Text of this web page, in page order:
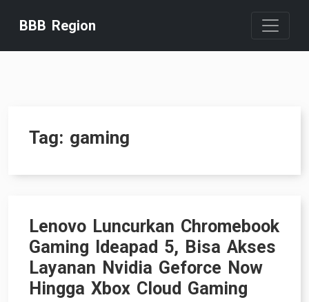
content
BBB Region
Tag: gaming
Lenovo Luncurkan Chromebook
Gaming Ideapad 5, Bisa Akses
Layanan Nvidia Geforce Now
Hingga Xbox Cloud Gaming